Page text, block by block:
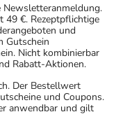
Newsletteranmeldung.
49 €. Rezeptpflichtige
und
Gutschein
Nicht kombinierbar
Rabatt-Aktionen.
Der Bestellwert
und Coupons.
anwendbar und gilt